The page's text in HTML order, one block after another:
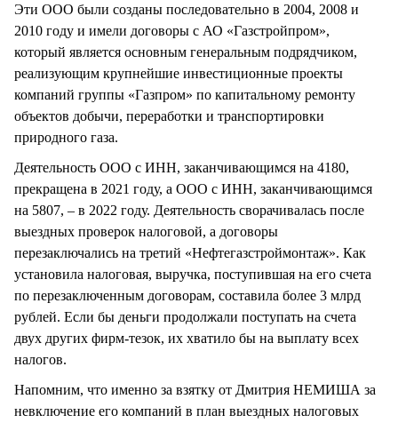
Эти ООО были созданы последовательно в 2004, 2008 и
2010 году и имели договоры с АО «Газстройпром»,
который является основным генеральным подрядчиком,
реализующим крупнейшие инвестиционные проекты
компаний группы «Газпром» по капитальному ремонту
объектов добычи, переработки и транспортировки
природного газа.
Деятельность ООО с ИНН, заканчивающимся на 4180,
прекращена в 2021 году, а ООО с ИНН, заканчивающимся
на 5807, – в 2022 году. Деятельность сворачивалась после
выездных проверок налоговой, а договоры
перезаключались на третий «Нефтегазстроймонтаж». Как
установила налоговая, выручка, поступившая на его счета
по перезаключенным договорам, составила более 3 млрд
рублей. Если бы деньги продолжали поступать на счета
двух других фирм-тезок, их хватило бы на выплату всех
налогов.
Напомним, что именно за взятку от Дмитрия НЕМИША за
невключение его компаний в план выездных налоговых